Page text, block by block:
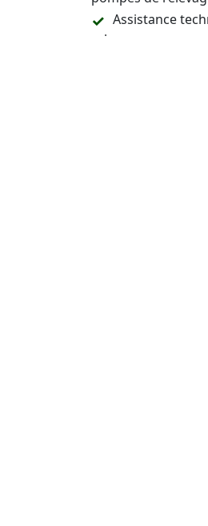
Assistance
relevage.